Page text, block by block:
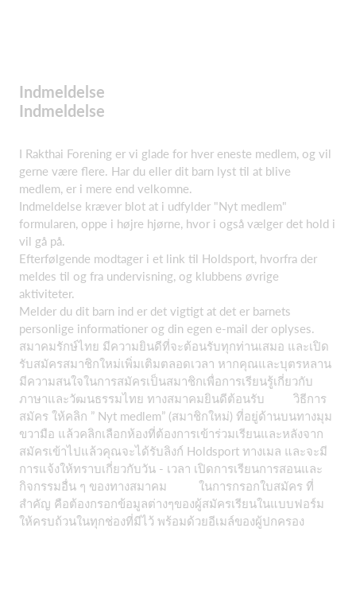
Indmeldelse
Indmeldelse
I Rakthai Forening er vi glade for hver eneste medlem, og vil
gerne være flere. Har du eller dit barn lyst til at blive
medlem, er i mere end velkomne.
Indmeldelse kræver blot at i udfylder "Nyt medlem"
formularen, oppe i højre hjørne, hvor i også vælger det hold i
vil gå på.
Efterfølgende modtager i et link til Holdsport, hvorfra der
meldes til og fra undervisning, og klubbens øvrige
aktiviteter.
Melder du dit barn ind er det vigtigt at det er barnets
personlige informationer og din egen e-mail der oplyses.
สมาคมรักษ์ไทย มีความยินดีที่จะต้อนรับทุกท่านเสมอ และเปิด
รับสมัครสมาชิกใหม่เพิ่มเติมตลอดเวลา หากคุณและบุตรหลาน
มีความสนใจในการสมัครเป็นสมาชิกเพื่อการเรียนรู้เกี่ยวกับ
ภาษาและวัฒนธรรมไทย ทางสมาคมยินดีต้อนรับ วิธีการ
สมัคร ให้คลิก ” Nyt medlem” (สมาชิกใหม่) ที่อยู่ด้านบนทางมุม
ขวามือ แล้วคลิกเลือกห้องที่ต้องการเข้าร่วมเรียนและหลังจาก
สมัครเข้าไปแล้วคุณจะได้รับลิงก์ Holdsport ทางเมล และจะมี
การแจ้งให้ทราบเกี่ยวกับวัน - เวลา เปิดการเรียนการสอนและ
กิจกรรมอื่น ๆ ของทางสมาคม ในการกรอกใบสมัคร ที่
สำคัญ คือต้องกรอกข้อมูลต่างๆของผู้สมัครเรียนในแบบฟอร์ม
ให้ครบถ้วนในทุกช่องที่มีไว้ พร้อมด้วยอีเมล์ของผู้ปกครอง